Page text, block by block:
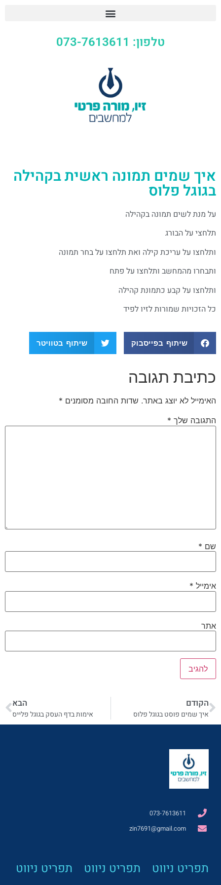
טלפון: 073-7613611
איך שמים תמונה ראשית בקהילה
בגוגל פלוס
על מנת לשים תמונה בקהילה
תלחצי על הבורג
ותלחצו על עריכת קילה ואת תלחצו על בחר תמונה
ותבחרו מהמחשב ותלחצו על פתח
ותלחצו על קבע כתמונת קהילה
כל הזכויות שמורות לזיו לפיד
שיתוף בפייסבוק שיתוף בטוויטר
כתיבת תגובה
האימייל לא יוצג באתר. שדות החובה מסומנים *
התגובה שלך *
שם *
אימייל *
אתר
הקודם
איך שמים פוסט בגוגל פלוס
הבא
אימות בדף העסק בגוגל פלייס
073-7613611
zin7691@gmail.com
תפריט ניווט תפריט ניווט תפריט ניווט